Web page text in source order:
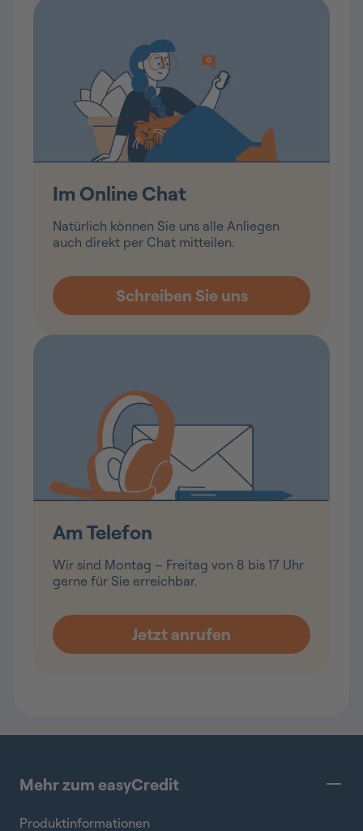
Im Online Chat
Natürlich können Sie uns alle Anliegen
auch direkt per Chat mitteilen.
Am Telefon
Wir sind Montag – Freitag von 8 bis 17 Uhr
gerne für Sie erreichbar.
Mehr zum easyCredit
Produktinformationen